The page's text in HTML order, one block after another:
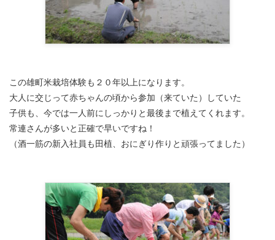
この雄町米栽培体験も２０年以上になります。
大人に交じって赤ちゃんの頃から参加（来ていた）していた
子供も、今では一人前にしっかりと最後まで植えてくれます。
常連さんが多いと正確で早いですね！
（酒一筋の新入社員も田植、おにぎり作りと頑張ってました）